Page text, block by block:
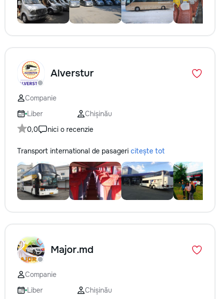
Alverstur
Companie
Liber
Chișinău
0,0
nici o recenzie
Transport international de pasageri citește tot
Major.md
Companie
Liber
Chișinău